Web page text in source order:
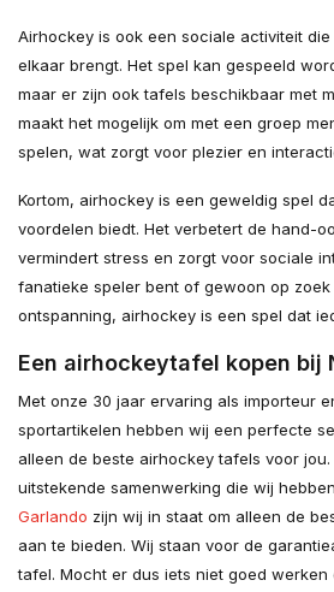
Airhockey is ook een sociale activiteit
elkaar brengt. Het spel kan gespeeld
maar er zijn ook tafels beschikbaar met
maakt het mogelijk om met een groep
spelen, wat zorgt voor plezier en
Kortom, airhockey is een geweldig spel
voordelen biedt. Het verbetert de hand-
vermindert stress en zorgt voor sociale
fanatieke speler bent of gewoon op
ontspanning, airhockey is een spel dat
Een airhockeytafel kopen bij
Met onze 30 jaar ervaring als importeur
sportartikelen hebben wij een perfecte
alleen de beste airhockey tafels voor
uitstekende samenwerking die wij
Garlando zijn wij in staat om alleen de
aan te bieden. Wij staan voor de
tafel. Mocht er dus iets niet goed